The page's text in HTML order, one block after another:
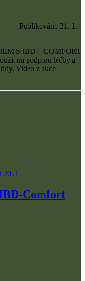
Publikováno 21. 1.
S IBD – COMFORT
na podporu léčby a
Video z akce
Comfort